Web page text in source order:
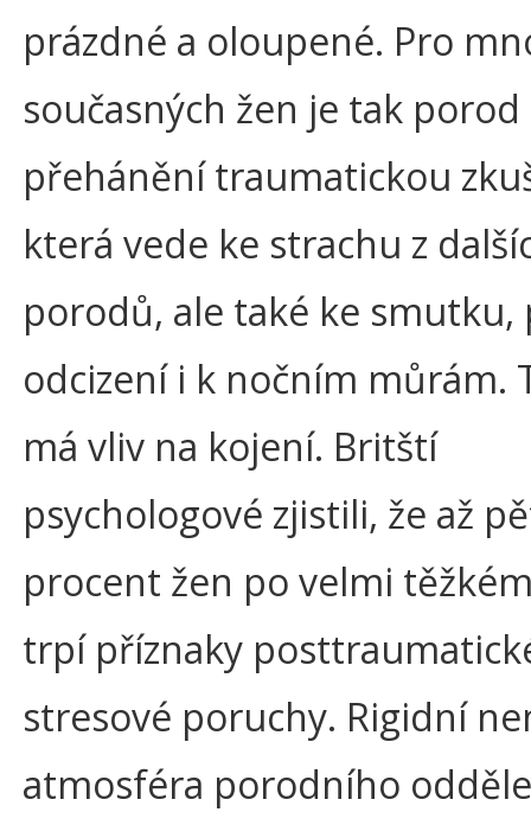
prázdné a oloupené. Pro
současných žen je tak porod
přehánění traumatickou
která vede ke strachu z
porodů, ale také ke smutku,
odcizení i k nočním můrám.
má vliv na kojení. Britští
psychologové zjistili, že až
procent žen po velmi
trpí příznaky
stresové poruchy. Rigidní
atmosféra porodního